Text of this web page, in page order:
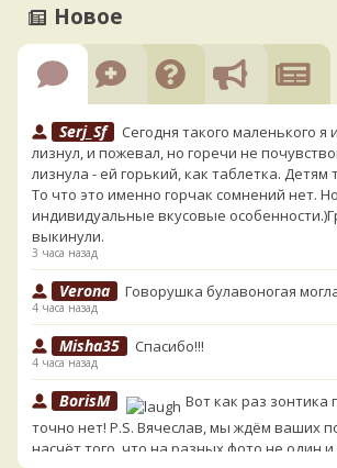
Новое
Serj_Sf
Сегодня такого маленького я
лизнул, и пожевал, но горечи не
лизнула - ей горький, как таблетка. Детям
То что это именно горчак сомнений нет.
индивидуальные вкусовые
выкинули.
3 часа назад
Verona Говорушка булавоногая
4 часа назад
Misha35 Спасибо!!!
4 часа назад
BorisM
Вот как раз зонтика
точно нет! P.S. Вячеслав, мы ждём ваших
насчёт того, что на разных фото не один